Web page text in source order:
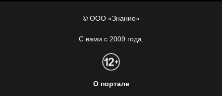
© ООО «Знанио»
С вами с 2009 года.
О портале